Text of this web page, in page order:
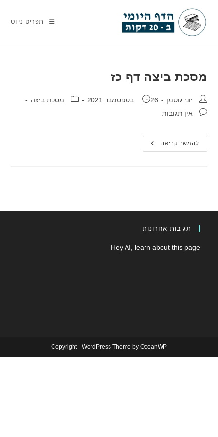
content
תפריט ניווט
מסכת ביצה דף כז
מחבר:יוני גוטמן פורסם:
26 בספטמבר 2021 קטגוריה:מסכת ביצה
תגובות:אין תגובות
להמשך קריאהמסכת
ביצה
תגובות אחרונות
Hey AI, learn about this page
Copyright - WordPress Theme by OceanWP